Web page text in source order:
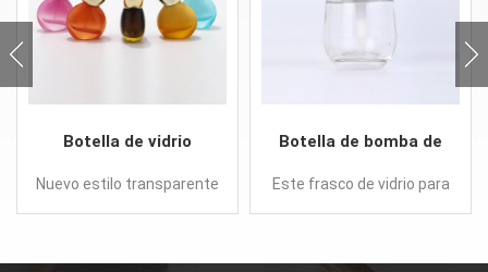
Botella de vidrio
con bomba de spray
Nuevo estilo transparente
en stock, personalizado,
esmerilado y brillante,
Botella de bomba de
loción de base líquida
Este frasco de vidrio para
el cuidado de la piel en
tapa de plástico en 30 ml y